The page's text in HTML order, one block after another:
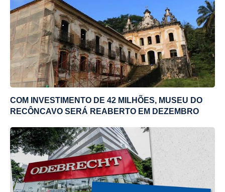
COM INVESTIMENTO DE 42 MILHÕES, MUSEU DO
RECÔNCAVO SERÁ REABERTO EM DEZEMBRO